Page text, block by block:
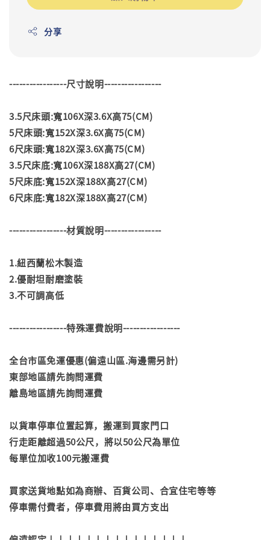
分享
-----------------尺寸說明-----------------
3.5尺床頭:寬106X深3.6X高75(CM)
5尺床頭:寬152X深3.6X高75(CM)
6尺床頭:寬182X深3.6X高75(CM)
3.5尺床底:寬106X深188X高27(CM)
5尺床底:寬152X深188X高27(CM)
6尺床底:寬182X深188X高27(CM)
-----------------材質說明-----------------
1.紐西蘭松木製造
2.優耐坦耐磨塗裝
3.不可調高低
-----------------特殊運費說明-----------------
全台市區免運優惠(偏遠山區.海邊需另計)
東部地區請先詢問運費
離島地區請先詢問運費
以貨車停車位置起算，搬運到買家門口
行走距離超過50公尺，將以50公尺為單位
每單位加收100元搬運費
買家送貨地點如為商辦、百貨公司、合宜住宅等等
停車需付費者，停車費用將由買方支出